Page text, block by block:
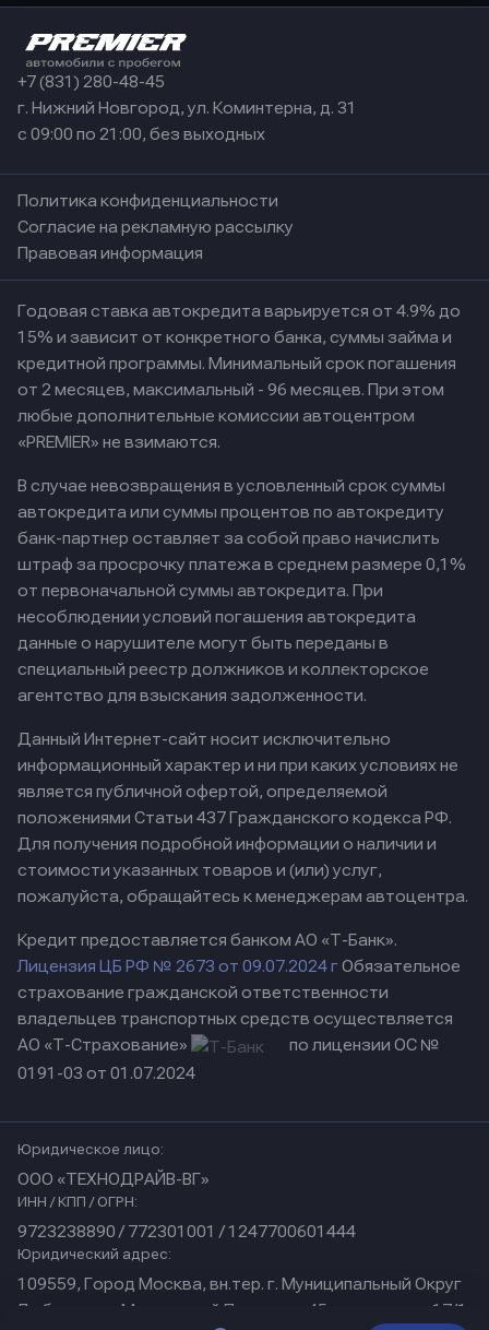
+7 (831) 280-48-45
г. Нижний Новгород, ул. Коминтерна, д. 31
с 09:00 по 21:00, без выходных
Политика конфиденциальности
Согласие на рекламную рассылку
Правовая информация
Годовая ставка автокредита варьируется от 4.9% до
15% и зависит от конкретного банка, суммы займа и
кредитной программы. Минимальный срок погашения
от 2 месяцев, максимальный - 96 месяцев. При этом
любые дополнительные комиссии автоцентром
«PREMIER» не взимаются.
В случае невозвращения в условленный срок суммы
автокредита или суммы процентов по автокредиту
банк-партнер оставляет за собой право начислить
штраф за просрочку платежа в среднем размере 0,1%
от первоначальной суммы автокредита. При
несоблюдении условий погашения автокредита
данные о нарушителе могут быть переданы в
специальный реестр должников и коллекторское
агентство для взыскания задолженности.
Данный Интернет-сайт носит исключительно
информационный характер и ни при каких условиях не
является публичной офертой, определяемой
положениями Статьи 437 Гражданского кодекса РФ.
Для получения подробной информации о наличии и
стоимости указанных товаров и (или) услуг,
пожалуйста, обращайтесь к менеджерам автоцентра.
Кредит предоставляется банком АО «Т-Банк».
Лицензия ЦБ РФ № 2673 от 09.07.2024 гОбязательное
страхование гражданской ответственности
владельцев транспортных средств осуществляется
АО «Т-Страхование»
по лицензии ОС №
0191-03 от 01.07.2024
Юридическое лицо:
ООО «ТЕХНОДРАЙВ-ВГ»
ИНН / КПП / ОГРН:
9723238890 / 772301001 / 1247700601444
Юридический адрес:
109559, Город Москва, вн.тер. г. Муниципальный Округ
Люблино, ул Марьинский Парк, дом 45, помещение 17/1